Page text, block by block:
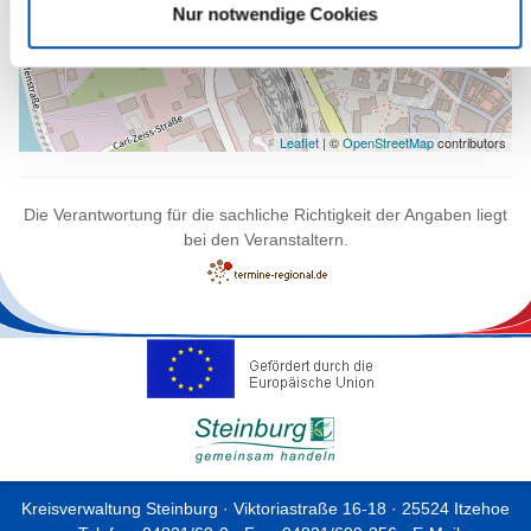
Nur notwendige Cookies
Leaflet | ©OpenStreetMapcontributors
Die Verantwortung für die sachliche Richtigkeit der Angaben liegt
bei den Veranstaltern.
Kreisverwaltung Steinburg · Viktoriastraße 16-18 · 25524 Itzehoe